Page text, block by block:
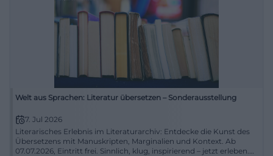
Welt aus Sprachen: Literatur übersetzen – Sonderausstellung
7. Jul 2026
Literarisches Erlebnis im Literaturarchiv: Entdecke die Kunst des
Übersetzens mit Manuskripten, Marginalien und Kontext. Ab
07.07.2026, Eintritt frei. Sinnlich, klug, inspirierend – jetzt erleben.